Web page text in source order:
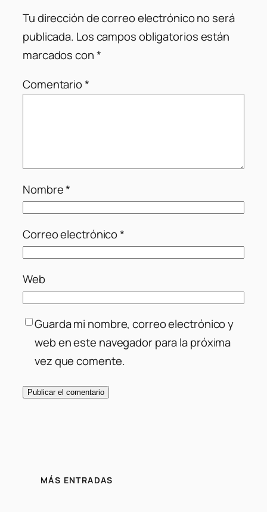
Tu dirección de correo electrónico no será
publicada. Los campos obligatorios están
marcados con*
Comentario*
Nombre*
Correo electrónico*
Web
Guarda mi nombre, correo electrónico y
web en este navegador para la próxima
vez que comente.
MÁS ENTRADAS